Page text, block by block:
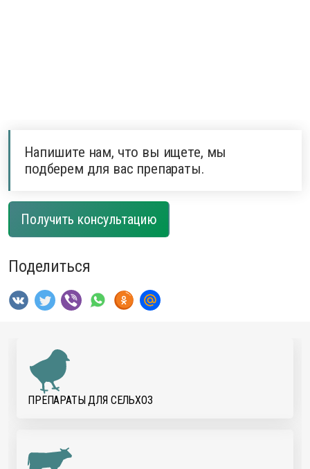
Напишите нам, что вы ищете, мы
подберем для вас препараты.
Получить консультацию
Поделиться
ПРЕПАРАТЫ ДЛЯ CЕЛЬХОЗ